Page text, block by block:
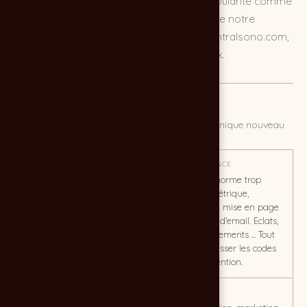
outil marketing. Voici encore un exemple de notre
stratégie d'emailing pour le compte de centralsono.com,
l'expert du son et de l'éclairage à Bordeaux.
Mettre en avant une nouveauté, un produit technique nouveau
TON / AMBIANCE
Dépasser la norme trop
"carrée", symétrique,
tabloïde de la mise en page
traditionnelle d'email. Eclats,
travers, cisaillements ... Tout
est là pour casser les codes
et attirer l'attention.